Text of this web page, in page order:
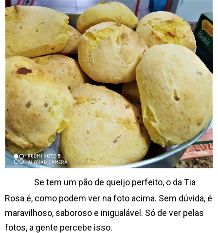
Se tem um pão de queijo perfeito, o da Tia
Rosa é, como podem ver na foto acima. Sem dúvida, é
maravilhoso, saboroso e inigualável. Só de ver pelas
fotos, a gente percebe isso.